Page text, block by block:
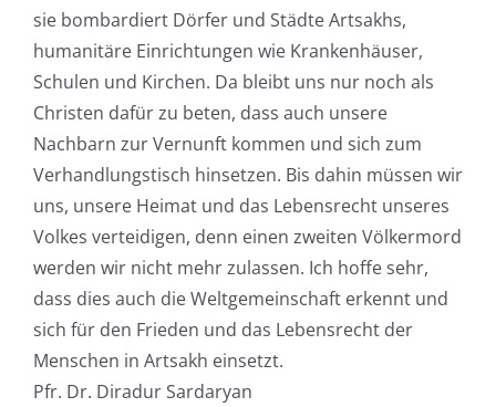
sie bombardiert Dörfer und Städte Artsakhs,
humanitäre Einrichtungen wie Krankenhäuser,
Schulen und Kirchen. Da bleibt uns nur noch als
Christen dafür zu beten, dass auch unsere
Nachbarn zur Vernunft kommen und sich zum
Verhandlungstisch hinsetzen. Bis dahin müssen wir
uns, unsere Heimat und das Lebensrecht unseres
Volkes verteidigen, denn einen zweiten Völkermord
werden wir nicht mehr zulassen. Ich hoffe sehr,
dass dies auch die Weltgemeinschaft erkennt und
sich für den Frieden und das Lebensrecht der
Menschen in Artsakh einsetzt.
Pfr. Dr. Diradur Sardaryan